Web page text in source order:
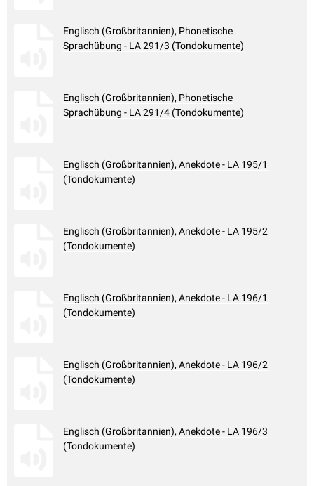
Englisch (Großbritannien), Phonetische
Sprachübung - LA 291/3 (Tondokumente)
Englisch (Großbritannien), Phonetische
Sprachübung - LA 291/4 (Tondokumente)
Englisch (Großbritannien), Anekdote - LA 195/1
(Tondokumente)
Englisch (Großbritannien), Anekdote - LA 195/2
(Tondokumente)
Englisch (Großbritannien), Anekdote - LA 196/1
(Tondokumente)
Englisch (Großbritannien), Anekdote - LA 196/2
(Tondokumente)
Englisch (Großbritannien), Anekdote - LA 196/3
(Tondokumente)